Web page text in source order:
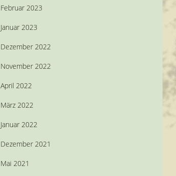
Februar 2023
Januar 2023
Dezember 2022
November 2022
April 2022
März 2022
Januar 2022
Dezember 2021
Mai 2021